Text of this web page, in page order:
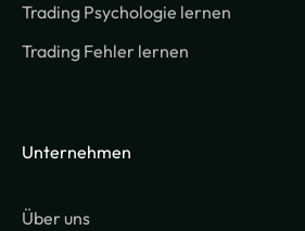
Trading Psychologie lernen
Trading Fehler lernen
Unternehmen
Über uns